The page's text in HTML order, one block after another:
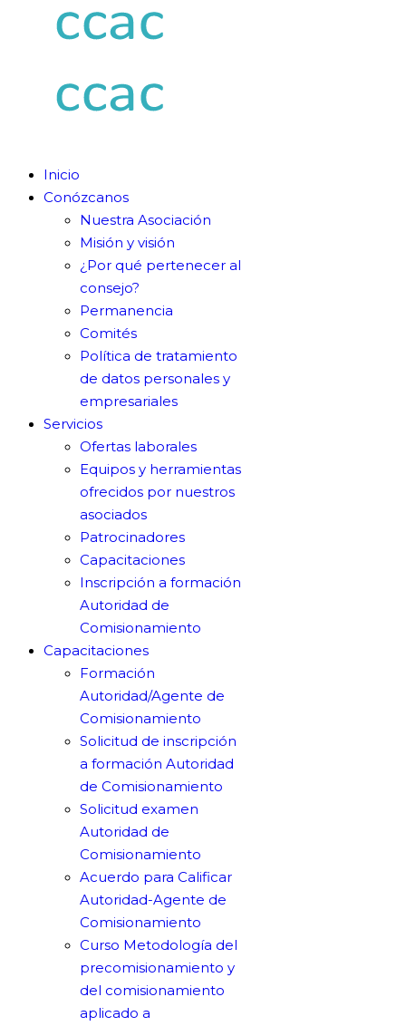
Inicio
Conózcanos
Nuestra Asociación
Misión y visión
¿Por qué pertenecer al
consejo?
Permanencia
Comités
Política de tratamiento
de datos personales y
empresariales
Servicios
Ofertas laborales
Equipos y herramientas
ofrecidos por nuestros
asociados
Patrocinadores
Capacitaciones
Inscripción a formación
Autoridad de
Comisionamiento
Capacitaciones
Formación
Autoridad/Agente de
Comisionamiento
Solicitud de inscripción
a formación Autoridad
de Comisionamiento
Solicitud examen
Autoridad de
Comisionamiento
Acuerdo para Calificar
Autoridad-Agente de
Comisionamiento
Curso Metodología del
precomisionamiento y
del comisionamiento
aplicado a